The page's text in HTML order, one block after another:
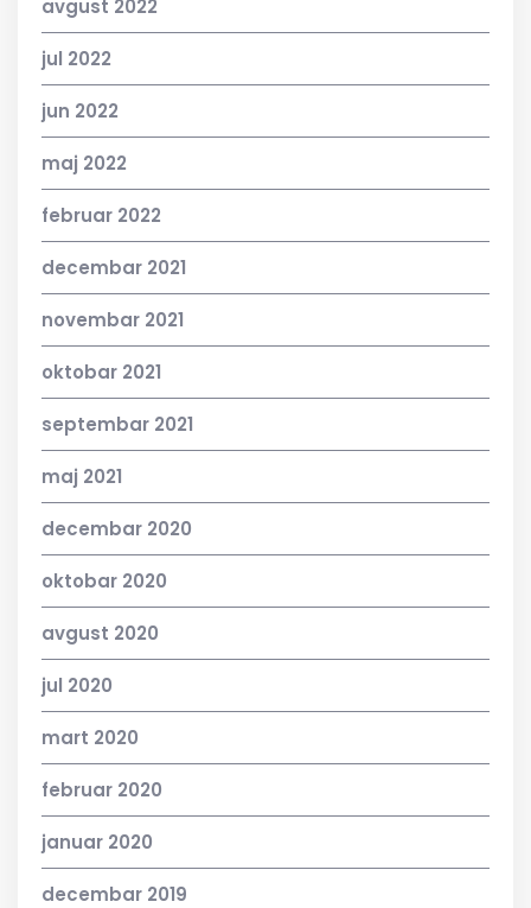
avgust 2022
jul 2022
jun 2022
maj 2022
februar 2022
decembar 2021
novembar 2021
oktobar 2021
septembar 2021
maj 2021
decembar 2020
oktobar 2020
avgust 2020
jul 2020
mart 2020
februar 2020
januar 2020
decembar 2019